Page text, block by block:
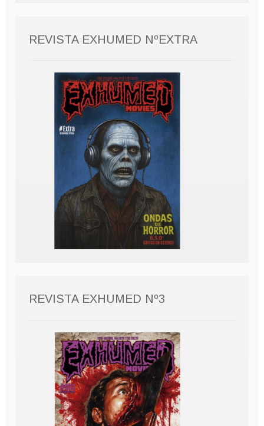
REVISTA EXHUMED NºEXTRA
REVISTA EXHUMED Nº3